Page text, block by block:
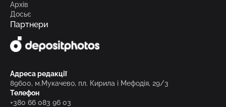
Архів
Досьє
Партнери
Адреса редакції
89600, м.Мукачево, пл. Кирила і Мефодія, 29/3
Телефон
+380 66 083 96 03